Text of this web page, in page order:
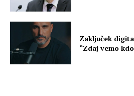
Zaključek
“Zdaj vemo